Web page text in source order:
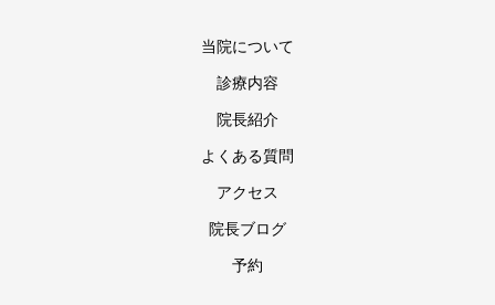
当院について
診療内容
院長紹介
よくある質問
アクセス
院長ブログ
予約